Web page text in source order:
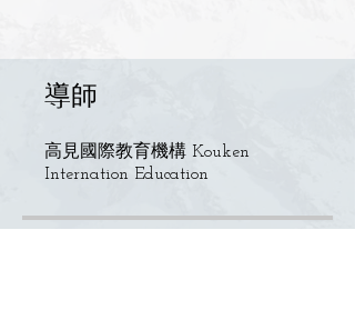
導師
高見國際教育機構 Kouken
Internation Education